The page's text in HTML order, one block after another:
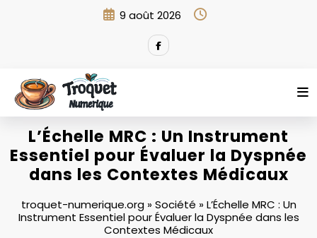
9 août 2026
L’Échelle MRC : Un Instrument
Essentiel pour Évaluer la Dyspnée
dans les Contextes Médicaux
troquet-numerique.org»Société »L’Échelle MRC : Un
Instrument Essentiel pour Évaluer la Dyspnée dans les
Contextes Médicaux